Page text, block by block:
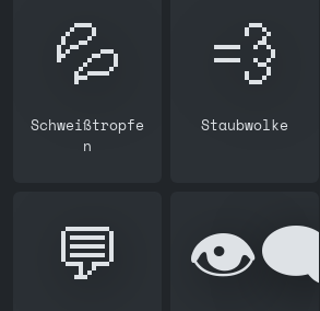
💦
Schweißtropfe
n
💨
Staubwolke
💬 👁️‍🗨️